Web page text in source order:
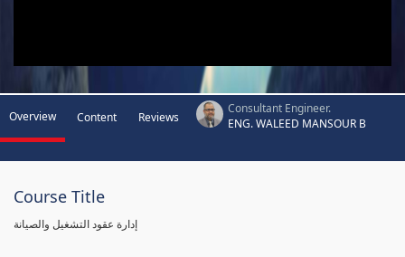
Overview Content Reviews
Consultant Engineer.
ENG. WALEED MANSOUR B
Course Title
إدارة عقود التشغيل والصيانة